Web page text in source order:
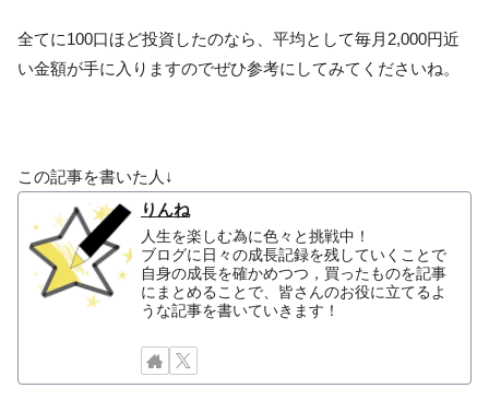
全てに100口ほど投資したのなら、平均として毎月2,000円近
い金額が手に入りますのでぜひ参考にしてみてくださいね。
この記事を書いた人↓
りんね
人生を楽しむ為に色々と挑戦中！
ブログに日々の成長記録を残していくことで
自身の成長を確かめつつ，買ったものを記事
にまとめることで、皆さんのお役に立てるよ
うな記事を書いていきます！